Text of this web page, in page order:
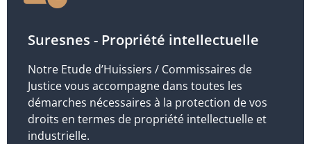
Suresnes - Propriété intellectuelle
Notre Etude d’Huissiers / Commissaires de
Justice vous accompagne dans toutes les
démarches nécessaires à la protection de vos
droits en termes de propriété intellectuelle et
industrielle.